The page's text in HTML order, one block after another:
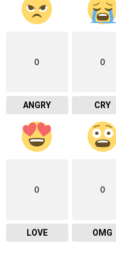
0
ANGRY
0
CRY
0
LOVE
0
OMG